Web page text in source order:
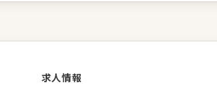
求人情報